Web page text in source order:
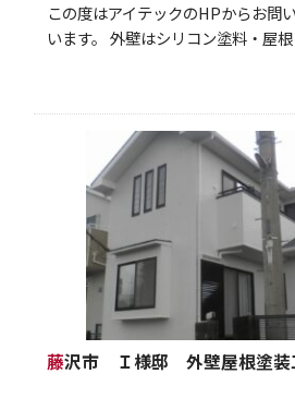
この度はアイテックのHPからお問
います。 外壁はシリコン塗料・屋
藤沢市 Ｉ様邸 外壁屋根塗装